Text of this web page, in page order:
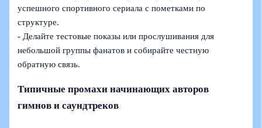
успешного спортивного сериала с пометками по
структуре.
- Делайте тестовые показы или прослушивания для
небольшой группы фанатов и собирайте честную
обратную связь.
Типичные промахи начинающих авторов
гимнов и саундтреков